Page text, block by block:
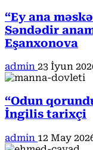
“Ey ana
Səndədir
Eşanxonova
admin 23 İyun
“Odun
İngilis tarixçi
admin 12 May